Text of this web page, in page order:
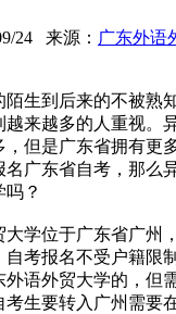
24 来源： 广东外语
到后来的不被熟知
越来越多的人重视。
，但是广东省拥有更
广东省自考，那么
吗？
位于广东省广州
自考报名不受户籍限
外语外贸大学的，但
考生要转入广州需要